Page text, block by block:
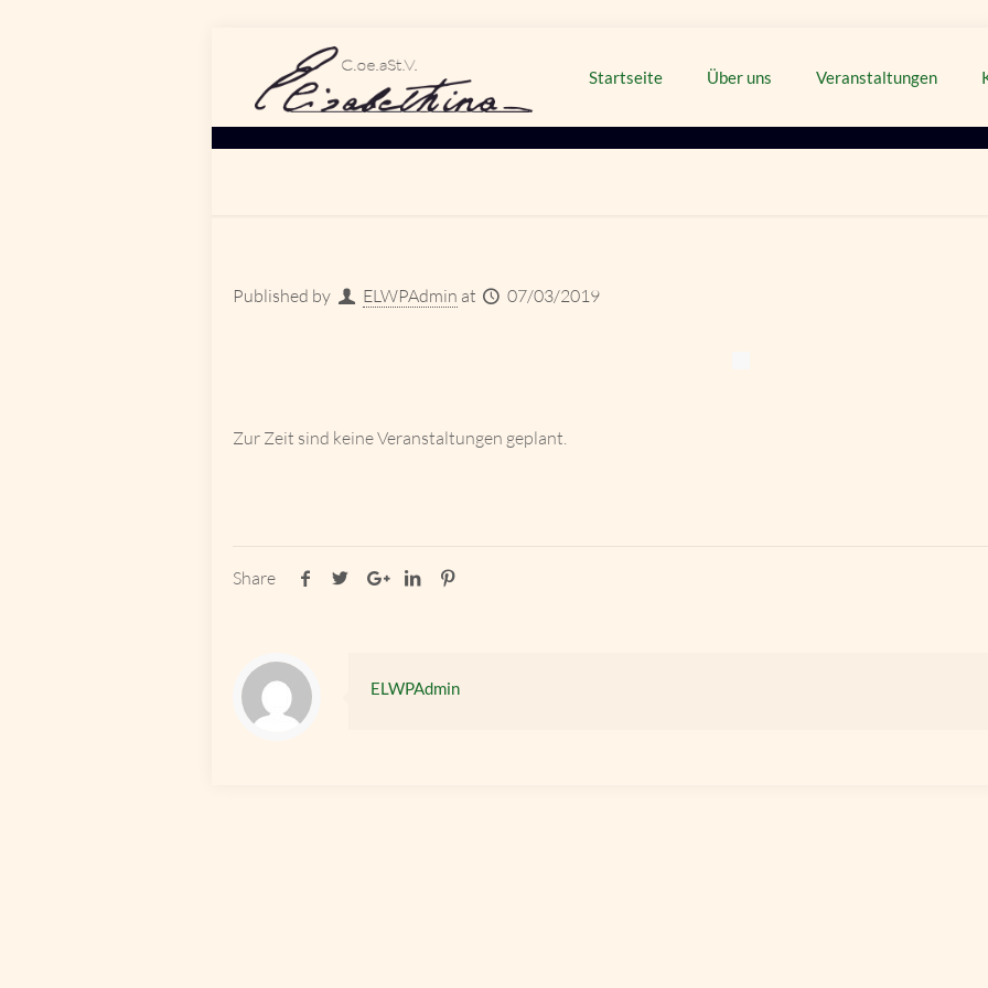
Startseite Über uns Veranstaltungen
Published by ELWPAdmin at 07/03/2019
Zur Zeit sind keine Veranstaltungen geplant.
Share
ELWPAdmin